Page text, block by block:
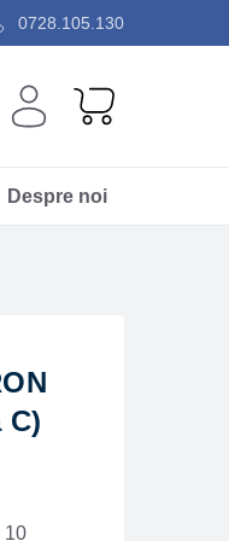
0728.105.130
Despre noi
C)
10